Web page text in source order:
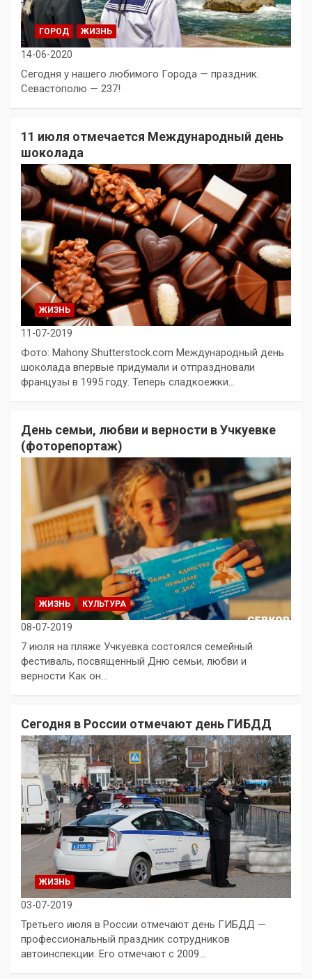
ГОРОД ЖИЗНЬ
14-06-2020
Сегодня у нашего любимого Города — праздник.
Севастополю — 237!
11 июля отмечается Международный день
шоколада
ЖИЗНЬ
11-07-2019
Фото: Mahony Shutterstock.com Международный день
шоколада впервые придумали и отпраздновали
французы в 1995 году. Теперь сладкоежки…
День семьи, любви и верности в Учкуевке
(фоторепортаж)
ЖИЗНЬ КУЛЬТУРА
08-07-2019
7 июля на пляже Учкуевка состоялся семейный
фестиваль, посвященный Дню семьи, любви и
верности Как он…
Сегодня в России отмечают день ГИБДД
ЖИЗНЬ
03-07-2019
Третьего июля в России отмечают день ГИБДД —
профессиональный праздник сотрудников
автоинспекции. Его отмечают с 2009…